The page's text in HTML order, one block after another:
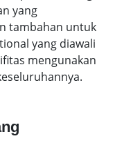
yang
tambahan untuk
yang diawali
mengunakan